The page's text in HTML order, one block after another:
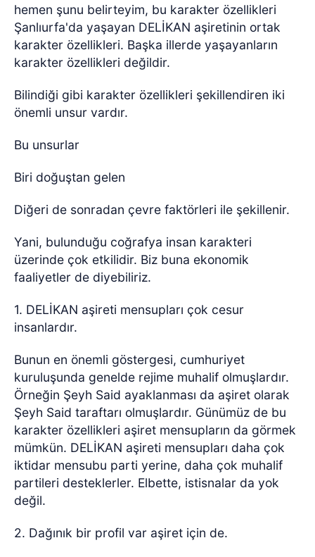
hemen şunu belirteyim, bu karakter özellikleri
Şanlıurfa'da yaşayan DELİKAN aşiretinin ortak
karakter özellikleri. Başka illerde yaşayanların
karakter özellikleri değildir.
Bilindiği gibi karakter özellikleri şekillendiren iki
önemli unsur vardır.
Bu unsurlar
Biri doğuştan gelen
Diğeri de sonradan çevre faktörleri ile şekillenir.
Yani, bulunduğu coğrafya insan karakteri
üzerinde çok etkilidir. Biz buna ekonomik
faaliyetler de diyebiliriz.
1. DELİKAN aşireti mensupları çok cesur
insanlardır.
Bunun en önemli göstergesi, cumhuriyet
kuruluşunda genelde rejime muhalif olmuşlardır.
Örneğin Şeyh Said ayaklanması da aşiret olarak
Şeyh Said taraftarı olmuşlardır. Günümüz de bu
karakter özellikleri aşiret mensupların da görmek
mümkün. DELİKAN aşireti mensupları daha çok
iktidar mensubu parti yerine, daha çok muhalif
partileri desteklerler. Elbette, istisnalar da yok
değil.
2. Dağınık bir profil var aşiret için de.